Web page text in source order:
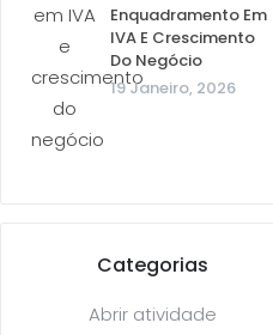
Enquadramento Em
IVA E Crescimento
Do Negócio
19 Janeiro, 2026
Categorias
Abrir atividade